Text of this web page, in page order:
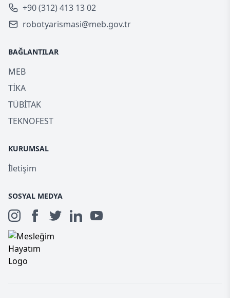
+90 (312) 413 13 02
robotyarismasi@meb.gov.tr
BAĞLANTILAR
MEB
TİKA
TÜBİTAK
TEKNOFEST
KURUMSAL
İletişim
SOSYAL MEDYA